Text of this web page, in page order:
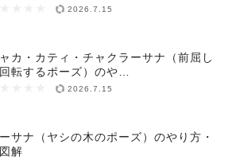
2026.7.15
カ・カティ・チャクラーサナ（前屈し
転するポーズ）のや…
2026.7.15
サナ（ヤシの木のポーズ）のやり方・
解